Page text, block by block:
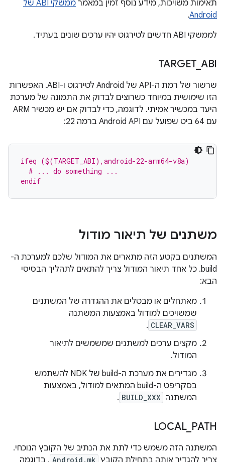
תאימות משויכות, מידע נוסף זמין במאמר
ממשקי ABI של
Android
.
לממשקי ABI חדשים לטירגוט יהיו ערכים שונים בעתיד.
TARGET_ ABI
שרשור של רמת ה-API של Android לטירגוט ו-ABI. האפשרות
הזו שימושית במיוחד כשרוצים לבדוק את התמונה של מערכת
היעד במכשיר אמיתי. לדוגמה, כדי לבדוק אם יש מכשיר ARM
עם 64 ביט שפועל עם Android API ברמה 22:
ifeq ($(TARGET_ABI),android-22-arm64-v8a)
  # ... do something ...
endif
משתנים של תיאור מודול
המשתנים בקטע הזה מתארים את המודול שלכם למערכת ה-
build. כל אחד תיאור המודול צריך להתאים לתהליך הבסיסי
הבא:
מאתחלים או מבטלים את ההגדרה של המשתנים
שמשויכים למודול באמצעות המשתנה
CLEAR_VARS
.
מקצים ערכים למשתנים שמשמשים לתיאור
המודול.
מגדירים את מערכת ה-build של NDK להשתמש
בסקריפט ה-build המתאים למודול, באמצעות
המשתנה BUILD_XXX
.
LOCAL_ PATH
המשתנה הזה משמש כדי לתת את הנתיב של הקובץ הנוכחי.
צריך להגדיר אותה בתחילת הקובץ Android.mk . בדוגמה